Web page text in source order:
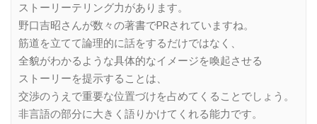
ストーリーテリング力があります。
野口吉昭さんが数々の著書でPRされていますね。
筋道を立てて論理的に話をするだけではなく、
全貌がわかるような具体的なイメージを喚起させる
ストーリーを提示することは、
交渉のうえで重要な位置づけを占めてくることでしょう。
非言語の部分に大きく語りかけてくれる能力です。